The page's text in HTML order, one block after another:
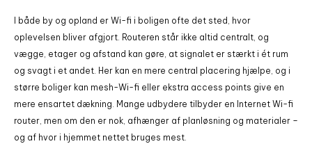
I både by og opland er Wi-fi i boligen ofte det sted, hvor
oplevelsen bliver afgjort. Routeren står ikke altid centralt, og
vægge, etager og afstand kan gøre, at signalet er stærkt i ét rum
og svagt i et andet. Her kan en mere central placering hjælpe, og i
større boliger kan mesh-Wi-fi eller ekstra access points give en
mere ensartet dækning. Mange udbydere tilbyder en Internet Wi-fi
router, men om den er nok, afhænger af planløsning og materialer –
og af hvor i hjemmet nettet bruges mest.